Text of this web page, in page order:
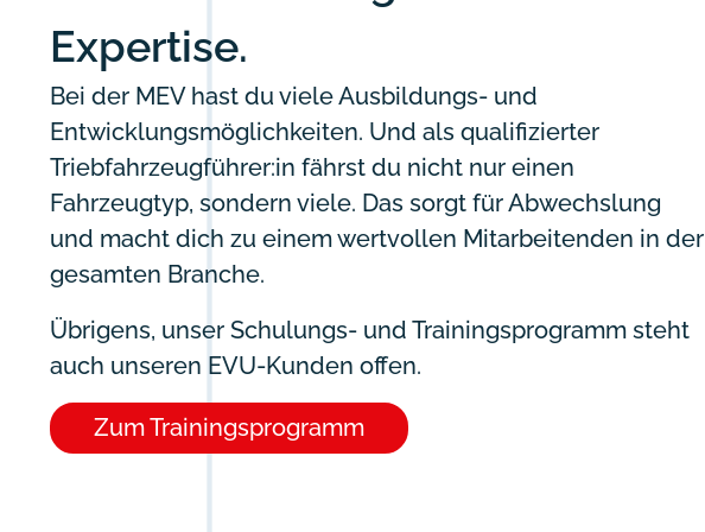
Expertise.
Bei der MEV hast du viele Ausbildungs- und
Entwicklungsmöglichkeiten. Und als qualifizierter
Triebfahrzeugführer:in fährst du nicht nur einen
Fahrzeugtyp, sondern viele. Das sorgt für Abwechslung
und macht dich zu einem wertvollen Mitarbeitenden in der
gesamten Branche.
Übrigens, unser Schulungs- und Trainingsprogramm steht
auch unseren EVU-Kunden offen.
Zum Trainingsprogramm